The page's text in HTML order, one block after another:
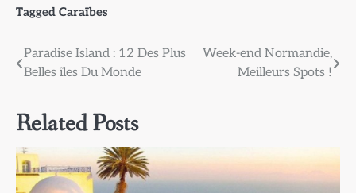
Tagged Caraïbes
Navigation
l’article
Paradise Island : 12 Des Plus
Belles îles Du Monde
Week-end Normandie,
Meilleurs Spots !
Related Posts